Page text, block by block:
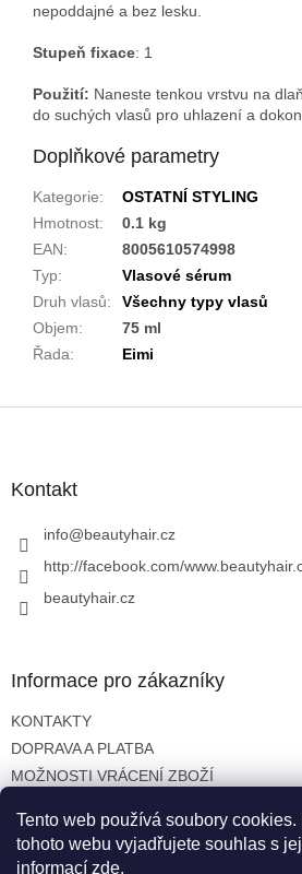
Tento web používá soubory
tohoto webu vyjadřujete souhlas s
informací zde.
nepoddajné a bez lesku.
Stupeň fixace: 1
Použití: Naneste tenkou vrstvu na
do suchých vlasů pro uhlazení a
Doplňkové parametry
Kategorie:
OSTATNÍ STYLING
Hmotnost:
0.1 kg
EAN:
8005610574998
Typ:
Vlasové sérum
Druh vlasů:
Všechny typy vlasů
Objem:
75 ml
Řada: Eimi
Kontakt
info@beautyhair.cz
http://facebook.com/
beautyhair.cz
Informace pro zákazníky
KONTAKTY
DOPRAVA A PLATBA
MOŽNOSTI VRÁCENÍ ZBOŽÍ
OCHRANA OSOBNÍCH ÚDAJŮ